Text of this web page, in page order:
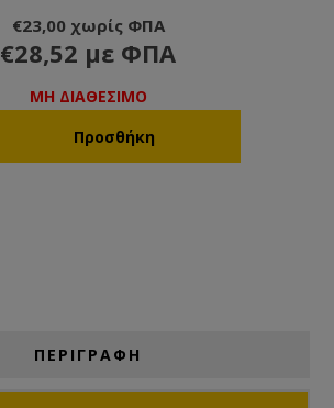
€23,00 χωρίς ΦΠΑ
€28,52 με ΦΠΑ
ΜΗ ΔΙΑΘΕΣΙΜΟ
ΠΕΡΙΓΡΑΦΗ